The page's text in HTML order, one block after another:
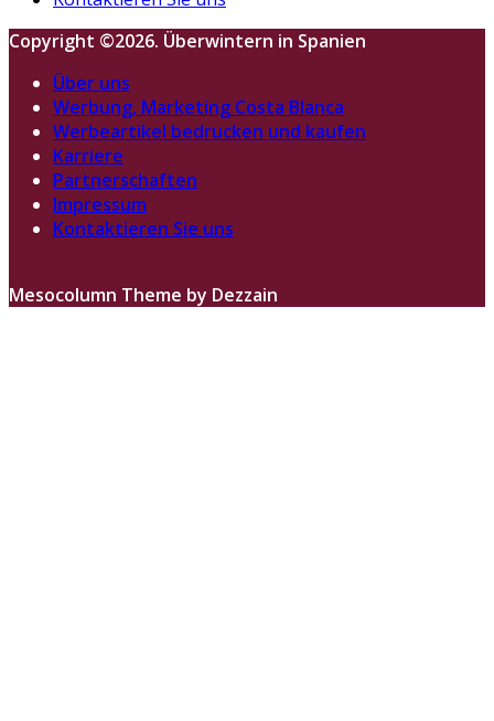
Copyright ©2026. Überwintern in Spanien
Über uns
Werbung, Marketing Costa Blanca
Werbeartikel bedrucken und kaufen
Karriere
Partnerschaften
Impressum
Kontaktieren Sie uns
Mesocolumn Theme by Dezzain